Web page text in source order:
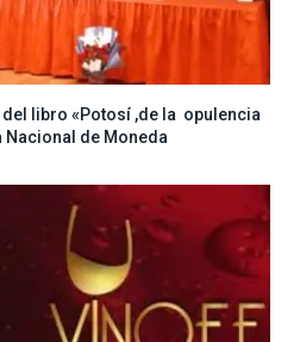
libro «Potosí ,de la opulencia
Nacional de Moneda